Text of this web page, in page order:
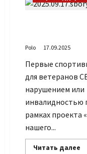
Polo 17.09.2025
Первые
для ветеранов
нарушением или
инвалидностью
рамках проекта
нашего...
Читать далее